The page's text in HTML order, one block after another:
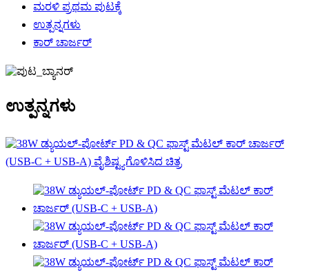
ಮರಳಿ ಪ್ರಥಮ ಪುಟಕ್ಕೆ
ಉತ್ಪನ್ನಗಳು
ಕಾರ್ ಚಾರ್ಜರ್
ಉತ್ಪನ್ನಗಳು